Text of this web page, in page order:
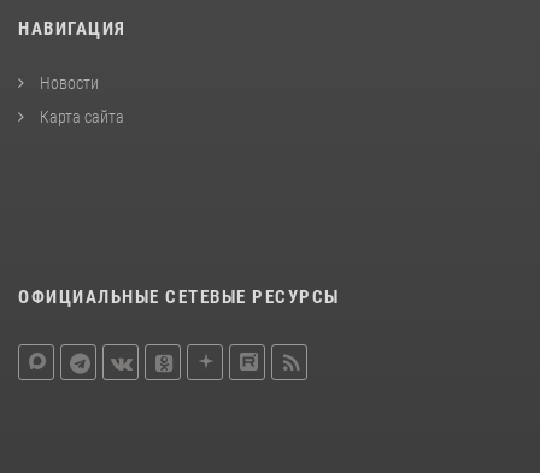
НАВИГАЦИЯ
Новости
Карта сайта
ОФИЦИАЛЬНЫЕ СЕТЕВЫЕ РЕСУРСЫ